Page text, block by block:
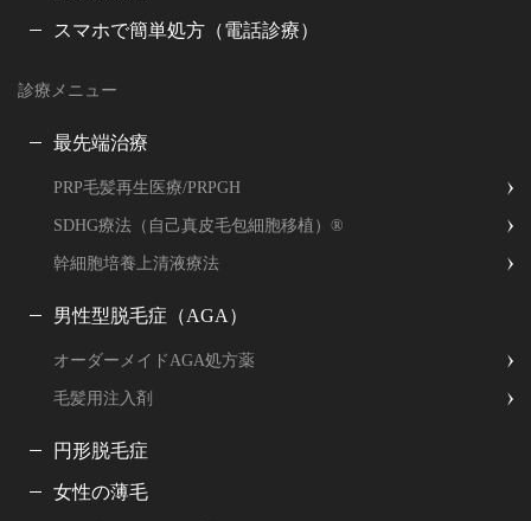
スマホで簡単処方（電話診療）
診療メニュー
最先端治療
PRP毛髪再生医療/PRPGH
SDHG療法（自己真皮毛包細胞移植）®
幹細胞培養上清液療法
男性型脱毛症（AGA）
オーダーメイドAGA処方薬
毛髪用注入剤
円形脱毛症
女性の薄毛